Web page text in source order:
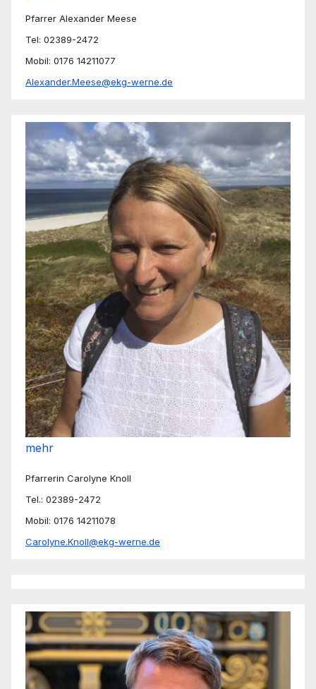
Pfarrer Alexander Meese
Tel: 02389-2472
Mobil: 0176 14211077
Alexander.Meese@ekg-werne.de
mehr
Pfarrerin Carolyne Knoll
Tel.: 02389-2472
Mobil: 0176 14211078
Carolyne.Knoll@ekg-werne.de